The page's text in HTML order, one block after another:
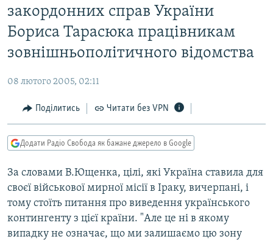
до
пошуку
СУСПІЛЬСТВО
КУЛЬТУРА
СПОРТ
ДОНБАС.РЕАЛІЇ
КРИМ.РЕАЛІЇ
ТИ ЯК?
МУЛЬТИМЕДІА
ФОТО
ПОДКАСТИ
КРИМ РЕАЛІЇ
РУС
закордонних справ України
Бориса Тарасюка працівникам
зовнішньополітичного відомства
08 лютого 2005, 02:11
Поділитись Читати без VPN
Додати Радіо Свобода як бажане джерело в Google
За словами В.Ющенка, цілі, які Україна ставила для
своєї військової мирної місії в Іраку, вичерпані, і
тому стоїть питання про виведення українського
контингенту з цієї країни. "Але це ні в якому
випадку не означає, що ми залишаємо цю зону